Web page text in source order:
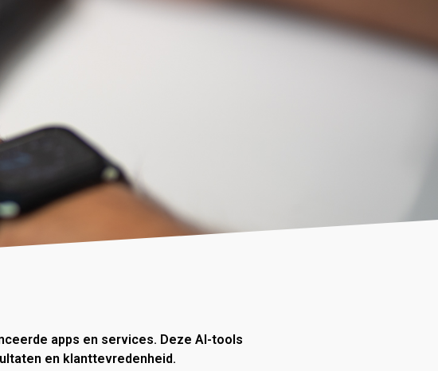
apps en services. Deze AI-tools
en klanttevredenheid.